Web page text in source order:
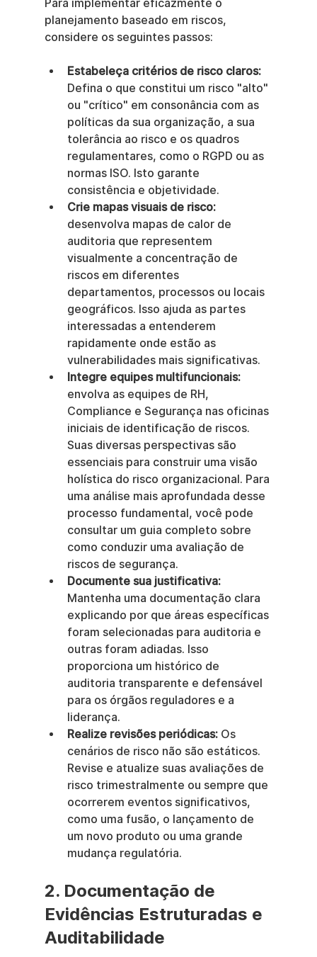
Para implementar eficazmente o
planejamento baseado em riscos,
considere os seguintes passos:
Estabeleça critérios de risco claros:
Defina o que constitui um risco "alto"
ou "crítico" em consonância com as
políticas da sua organização, a sua
tolerância ao risco e os quadros
regulamentares, como o RGPD ou as
normas ISO. Isto garante
consistência e objetividade.
Crie mapas visuais de risco:
desenvolva mapas de calor de
auditoria que representem
visualmente a concentração de
riscos em diferentes
departamentos, processos ou locais
geográficos. Isso ajuda as partes
interessadas a entenderem
rapidamente onde estão as
vulnerabilidades mais significativas.
Integre equipes multifuncionais:
envolva as equipes de RH,
Compliance e Segurança nas oficinas
iniciais de identificação de riscos.
Suas diversas perspectivas são
essenciais para construir uma visão
holística do risco organizacional. Para
uma análise mais aprofundada desse
processo fundamental, você pode
consultar um guia completo sobre
como conduzir uma avaliação de
riscos de segurança.
Documente sua justificativa:
Mantenha uma documentação clara
explicando por que áreas específicas
foram selecionadas para auditoria e
outras foram adiadas. Isso
proporciona um histórico de
auditoria transparente e defensável
para os órgãos reguladores e a
liderança.
Realize revisões periódicas: Os
cenários de risco não são estáticos.
Revise e atualize suas avaliações de
risco trimestralmente ou sempre que
ocorrerem eventos significativos,
como uma fusão, o lançamento de
um novo produto ou uma grande
mudança regulatória.
2. Documentação de
Evidências Estruturadas e
Auditabilidade